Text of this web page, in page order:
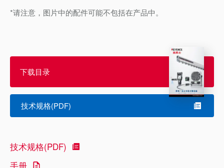
*请注意，图片中的配件可能不包括在产品中。
下载目录
技术规格(PDF)
技术规格(PDF)
手册